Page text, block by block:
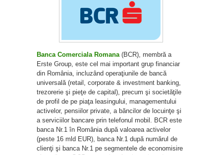
Banca Comerciala Romana (BCR), membră a
Erste Group, este cel mai important grup financiar
din România, incluzând operaţiunile de bancă
universală (retail, corporate & investment banking,
trezorerie şi pieţe de capital), precum şi societăţile
de profil de pe piaţa leasingului, managementului
activelor, pensiilor private, a băncilor de locuinţe şi
a serviciilor bancare prin telefonul mobil. BCR este
banca Nr.1 în România după valoarea activelor
(peste 16 mld EUR), banca Nr.1 după numărul de
clienţi şi banca Nr.1 pe segmentele de economisire